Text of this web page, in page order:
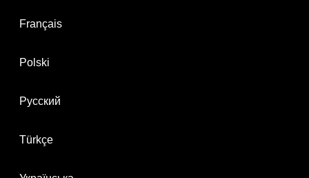
Français
Polski
Русский
Türkçe